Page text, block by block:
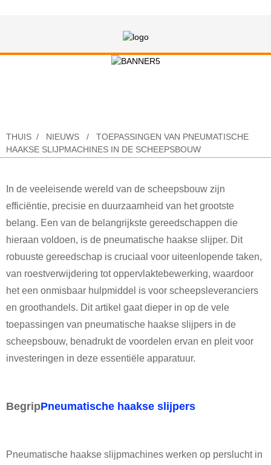
Toepassingen van pneumatische
THUIS NIEUWS
TOEPASSINGEN VAN PNEUMATISCHE
HAAKSE SLIJPMACHINES IN DE SCHEEPSBOUW
In de veeleisende wereld van de scheepsbouw zijn
efficiëntie, precisie en duurzaamheid van het grootste
belang. Een van de belangrijkste gereedschappen die
hieraan voldoen, is de pneumatische haakse slijper. Dit
robuuste gereedschap is cruciaal voor uiteenlopende taken,
van roestverwijdering tot oppervlaktebewerking, waardoor
het een onmisbaar hulpmiddel is voor scheepsleveranciers
en groothandels. Dit artikel gaat dieper in op de vele
toepassingen van pneumatische haakse slijpers in de
scheepsbouw, benadrukt de voordelen ervan en pleit voor
investeringen in deze essentiële apparatuur.
BegripPneumatische haakse slijpers
Pneumatische haakse slijpmachines werken op perslucht in